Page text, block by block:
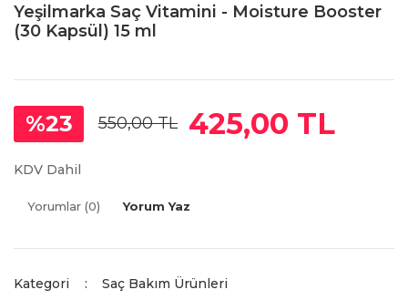
Yeşilmarka Saç Vitamini - Moisture Booster
(30 Kapsül) 15 ml
%23 550,00 TL 425,00 TL
KDV Dahil
Yorumlar (0) Yorum Yaz
Kategori
Saç Bakım Ürünleri